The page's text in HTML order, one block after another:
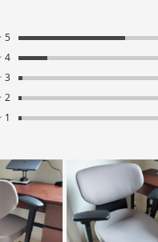
5
4
3
2
1